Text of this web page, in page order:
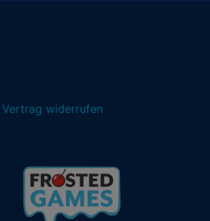
Vertrag widerrufen